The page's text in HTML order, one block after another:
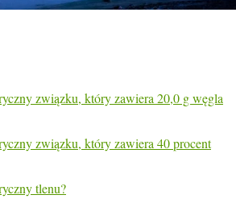
związku, który zawiera 20,0 g węgla
związku, który zawiera 40 procent
tlenu?